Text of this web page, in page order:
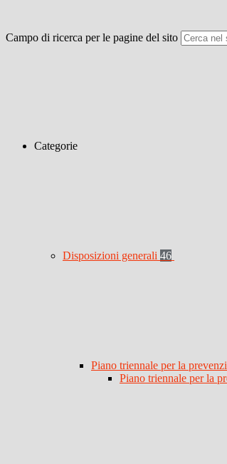
Campo di ricerca per le pagine del sito
Categorie
Disposizioni generali 46
Piano triennale per la
Piano triennale per la